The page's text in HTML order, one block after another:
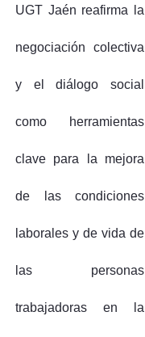
UGT Jaén reafirma la
negociación colectiva
y el diálogo social
como herramientas
clave para la mejora
de las condiciones
laborales y de vida de
las personas
trabajadoras en la